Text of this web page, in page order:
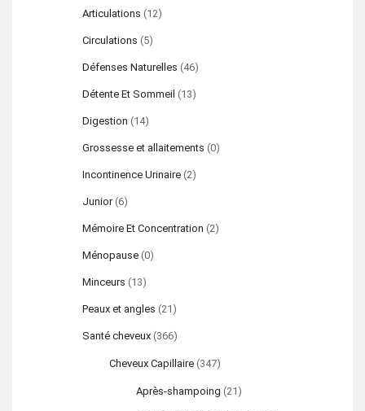
Articulations (12)
Circulations (5)
Défenses Naturelles (46)
Détente Et Sommeil (13)
Digestion (14)
Grossesse et allaitements (0)
Incontinence Urinaire (2)
Junior (6)
Mémoire Et Concentration (2)
Ménopause (0)
Minceurs (13)
Peaux et angles (21)
Santé cheveux (366)
Cheveux Capillaire (347)
Après-shampoing (21)